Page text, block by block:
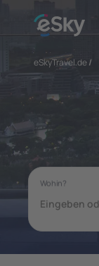
eSkyTravel.de/